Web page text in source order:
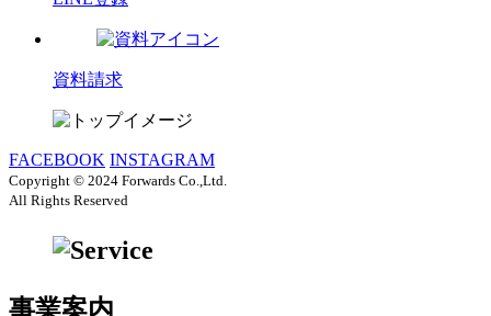
資料請求
FACEBOOK INSTAGRAM
Copyright © 2024 Forwards Co.,Ltd.
All Rights Reserved
事業案内